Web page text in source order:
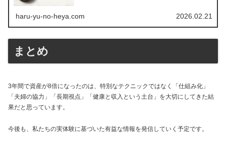
haru-yu-no-heya.com 2026.02.21
まとめ
3年間で資産が8倍になったのは、特別なテクニックではなく「仕組み化」
「夫婦の協力」「長期視点」「健康と収入という土台」を大切にしてきた結
果だと思っています。
今後も、私たちの実体験に基づいた有益な情報を発信していく予定です。